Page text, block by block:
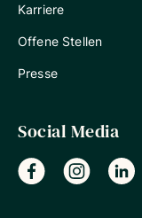
Karriere
Offene Stellen
Presse
Social Media